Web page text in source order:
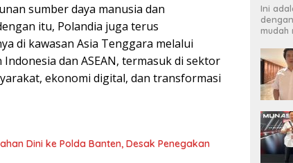
sumber daya manusia dan
itu, Polandia juga terus
di kawasan Asia Tenggara melalui
dan ASEAN, termasuk di sektor
ekonomi digital, dan transformasi
Dini ke Polda Banten, Desak Penegakan
Ini
mudah